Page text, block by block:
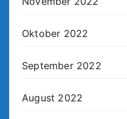
Oktober 2022
September 2022
August 2022